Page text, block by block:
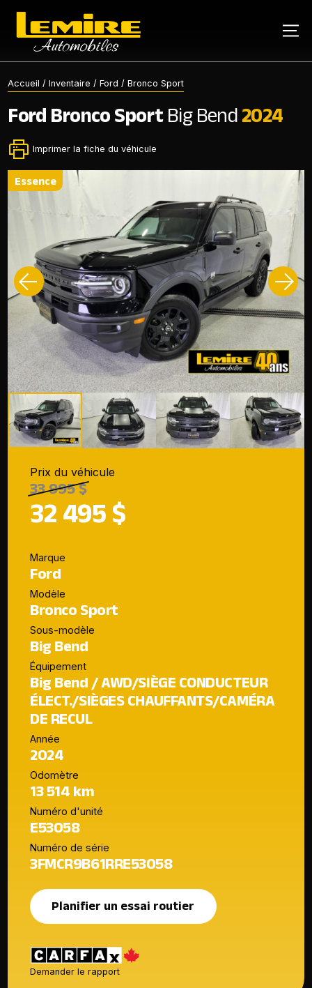
Accueil / Inventaire / Ford / Bronco Sport
Ford Bronco Sport Big Bend 2024
Imprimer la fiche du véhicule
essence
Prix du véhicule
33 995 $
32 495 $
Marque
Ford
Modèle
Bronco Sport
Sous-modèle
Big Bend
Équipement
Big Bend / AWD/SIÈGE CONDUCTEUR
ÉLECT./SIÈGES CHAUFFANTS/CAMÉRA
DE RECUL
Année
2024
Odomètre
13 514 km
Numéro d'unité
E53058
Numéro de série
3FMCR9B61RRE53058
Planifier un essai routier
Demander le rapport